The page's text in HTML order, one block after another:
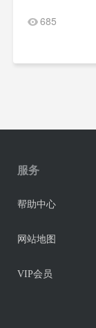
685
服务
帮助中心
网站地图
VIP会员